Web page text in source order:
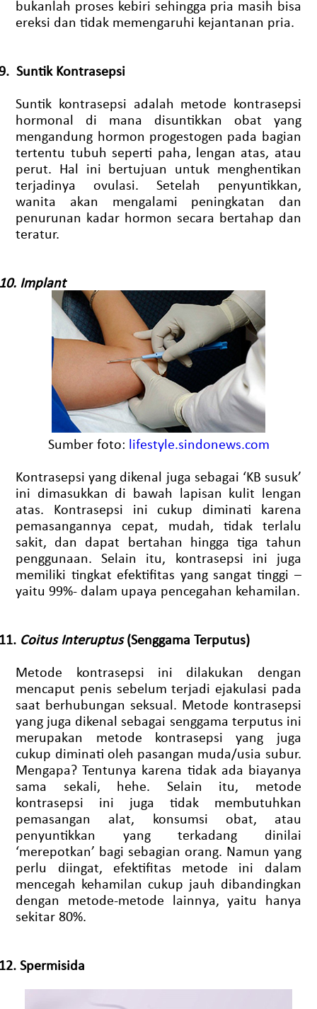
bukanlah proses kebiri sehingga pria masih bisa
ereksi dan tidak memengaruhi kejantanan pria.
Suntik Kontrasepsi
Suntik kontrasepsi adalah metode kontrasepsi
hormonal di mana disuntikkan obat yang
mengandung hormon progestogen pada bagian
tertentu tubuh seperti paha, lengan atas, atau
perut. Hal ini bertujuan untuk menghentikan
terjadinya ovulasi. Setelah penyuntikkan,
wanita akan mengalami peningkatan dan
penurunan kadar hormon secara bertahap dan
teratur.
Implant
Sumber foto: lifestyle.sindonews.com
Kontrasepsi yang dikenal juga sebagai ‘KB susuk’
ini dimasukkan di bawah lapisan kulit lengan
atas. Kontrasepsi ini cukup diminati karena
pemasangannya cepat, mudah, tidak terlalu
sakit, dan dapat bertahan hingga tiga tahun
penggunaan. Selain itu, kontrasepsi ini juga
memiliki tingkat efektifitas yang sangat tinggi –
yaitu 99%- dalam upaya pencegahan kehamilan.
Coitus Interuptus(Senggama Terputus)
Metode kontrasepsi ini dilakukan dengan
mencaput penis sebelum terjadi ejakulasi pada
saat berhubungan seksual. Metode kontrasepsi
yang juga dikenal sebagai senggama terputus ini
merupakan metode kontrasepsi yang juga
cukup diminati oleh pasangan muda/usia subur.
Mengapa? Tentunya karena tidak ada biayanya
sama sekali, hehe. Selain itu, metode
kontrasepsi ini juga tidak membutuhkan
pemasangan alat, konsumsi obat, atau
penyuntikkan yang terkadang dinilai
‘merepotkan’ bagi sebagian orang. Namun yang
perlu diingat, efektifitas metode ini dalam
mencegah kehamilan cukup jauh dibandingkan
dengan metode-metode lainnya, yaitu hanya
sekitar 80%.
Spermisida